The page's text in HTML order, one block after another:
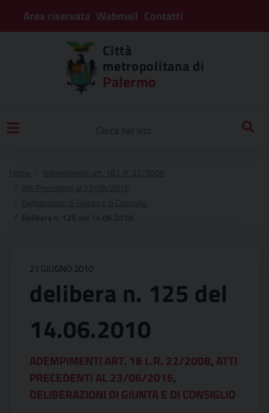
Area riservata Webmail Contatti
Città
metropolitana di
Palermo
21 GIUGNO 2010
delibera n. 125 del
14.06.2010
ADEMPIMENTI ART. 18 L.R. 22/2008, ATTI
PRECEDENTI AL 23/06/2016,
DELIBERAZIONI DI GIUNTA E DI CONSIGLIO